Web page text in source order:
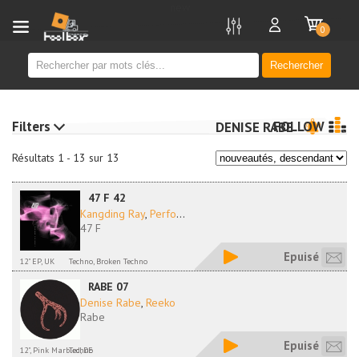
Rechercher
0
Résultats 1 - 13 sur 13
DENISE RABEFOLLOW
47 F 42
Kangding Ray, Perfo...
47 F
12" EP, UK Techno, Broken Techno Epuisé
RABE 07
Denise Rabe, Reeko
Rabe
12", Pink Marbled, DE
Techno Epuisé
Filters